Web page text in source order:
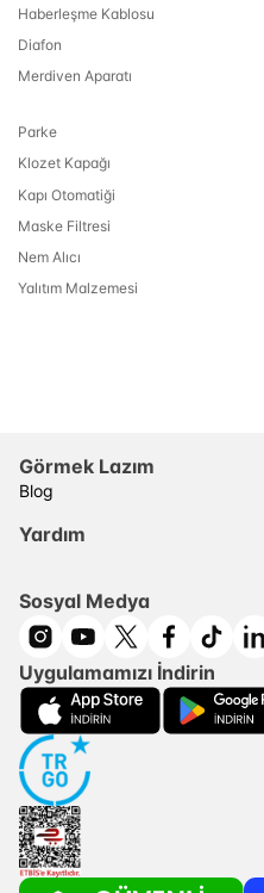
Haberleşme Kablosu
Diafon
Merdiven Aparatı
Parke
Klozet Kapağı
Kapı Otomatiği
Maske Filtresi
Nem Alıcı
Yalıtım Malzemesi
Görmek Lazım
Blog
Yardım
Sosyal Medya
Uygulamamızı İndirin